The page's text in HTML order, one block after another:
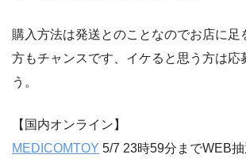
購入方法は発送とのことなのでお店に足
方もチャンスです、イケると思う方は応
う。
【国内オンライン】
MEDICOMTOY 5/7 23時59分までWEB抽